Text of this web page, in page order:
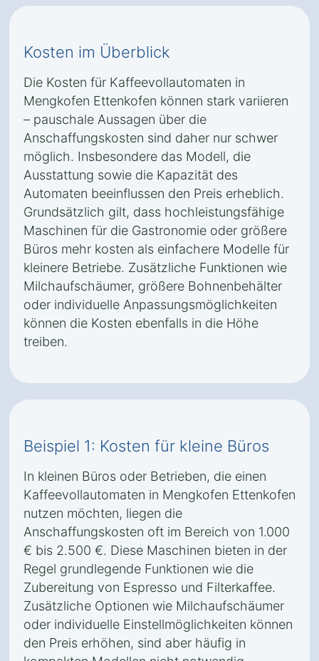
Kosten im Überblick
Die Kosten für Kaffeevollautomaten in
Mengkofen Ettenkofen können stark variieren
– pauschale Aussagen über die
Anschaffungskosten sind daher nur schwer
möglich. Insbesondere das Modell, die
Ausstattung sowie die Kapazität des
Automaten beeinflussen den Preis erheblich.
Grundsätzlich gilt, dass hochleistungsfähige
Maschinen für die Gastronomie oder größere
Büros mehr kosten als einfachere Modelle für
kleinere Betriebe. Zusätzliche Funktionen wie
Milchaufschäumer, größere Bohnenbehälter
oder individuelle Anpassungsmöglichkeiten
können die Kosten ebenfalls in die Höhe
treiben.
Beispiel 1: Kosten für kleine Büros
In kleinen Büros oder Betrieben, die einen
Kaffeevollautomaten in Mengkofen Ettenkofen
nutzen möchten, liegen die
Anschaffungskosten oft im Bereich von 1.000
€ bis 2.500 €. Diese Maschinen bieten in der
Regel grundlegende Funktionen wie die
Zubereitung von Espresso und Filterkaffee.
Zusätzliche Optionen wie Milchaufschäumer
oder individuelle Einstellmöglichkeiten können
den Preis erhöhen, sind aber häufig in